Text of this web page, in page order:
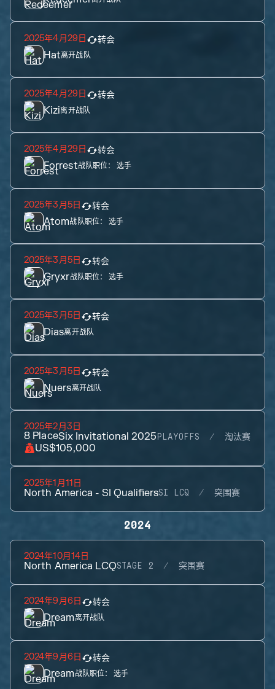
2025年4月29日 转会
Hat离开战队
2025年4月29日 转会
Kizi离开战队
2025年4月29日 转会
Forrest战队职位： 选手
2025年3月5日 转会
Atom战队职位： 选手
2025年3月5日 转会
Gryxr战队职位： 选手
2025年3月5日 转会
Dias离开战队
2025年3月5日 转会
Nuers离开战队
2025年2月3日
8 PlaceSix Invitational 2025 PLAYOFFS 淘汰赛
US$105,000
2025年1月11日
North America - SI QualifiersSI LCQ 突围赛
2024
2024年10月14日
North America LCQSTAGE 2 突围赛
2024年9月6日 转会
Dream离开战队
2024年9月6日 转会
Dream战队职位： 选手